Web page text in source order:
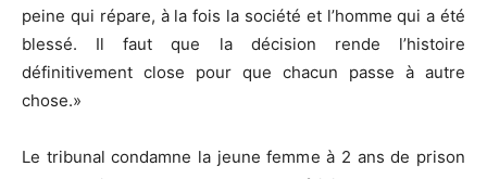
peine qui répare, à la fois la société et l’homme qui a été
blessé. Il faut que la décision rende l’histoire
définitivement close pour que chacun passe à autre
chose.»
Le tribunal condamne la jeune femme à 2 ans de prison